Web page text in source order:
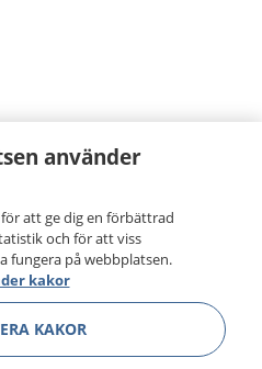
använder
att ge dig en förbättrad
och för att viss
fungera på webbplatsen.
kakor
KAKOR